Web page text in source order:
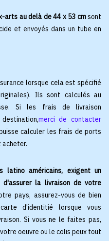
arts au delà de 44 x 53 cmsont
et envoyés dans un tube en
lorsque cela est spécifié
Ils sont calculés au
Si les frais de livraison
merci de contacter
calculer les frais de ports
acheter.
latino américains, exigent un
la livraison de votre
pays, assurez-vous de bien
d'identitié lorsque vous
Si vous ne le faites pas,
oeuvre ou le colis peux tout